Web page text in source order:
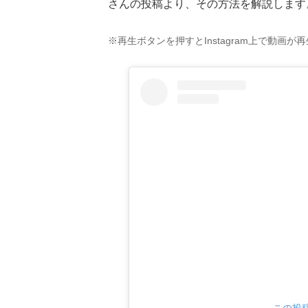
さんの投稿より、その方法を解説します
※再生ボタンを押すとInstagram上で動画が再